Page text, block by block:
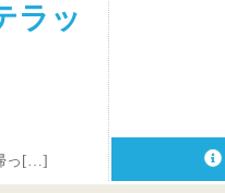
ラッ
っ[…]